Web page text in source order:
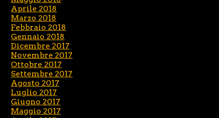
Aprile 2018
Marzo 2018
Febbraio 2018
Gennaio 2018
Dicembre 2017
Novembre 2017
Ottobre 2017
Settembre 2017
Agosto 2017
Luglio 2017
Giugno 2017
Maggio 2017